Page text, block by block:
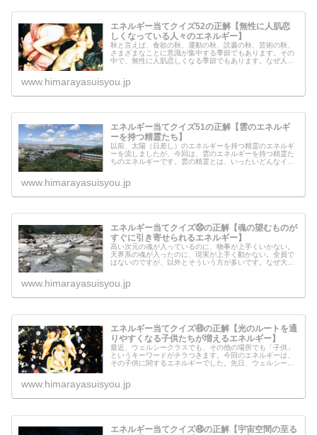
エネルギー当てクイズ52の正解【無性に人肌恋
しくなっている人々のエネルギー】
秋と言えば、食欲の秋、運動の秋、読書の秋、芸術の秋、
さまざまなことに意識が集中する季節でもあります。その
中で、無性に人肌恋しくなる季節でもあります。なぜ人
www.himarayasuisyou.jp
エネルギー当てクイズ51の正解【雲のエネルギ
ーを持つ精霊たち】
以前、太陽（日差し）のエネルギーを持つ精霊のエネルギ
ーを流しましたが、今回は、雲のエネルギーを持つ精霊た
ちのエネルギーです。雲の精霊とは、いったいどんなイメ
www.himarayasuisyou.jp
エネルギー当てクイズ㊿の正解【魂の望むものが
すぐに引き寄せられるエネルギー】
高い次元の魂が入っているのに、物事が上手くいかない。
天界系の魂が入ったのに、現実が上手く動かない。全員で
はないのですが、以外とそういう方が多いです。なぜ大い
www.himarayasuisyou.jp
エネルギー当てクイズ㊾の正解【光のルートを通
りやすくなる子供たちが増えるエネルギー】
最近、ウェルシークラスでも、その他の場所でも「子供」
というキーワードがチラつきます。今回のエネルギーは、
その子供に関するエネルギーでした。先日、ウェルシーク
www.himarayasuisyou.jp
エネルギー当てクイズ㊽の正解【宇宙空間の至る